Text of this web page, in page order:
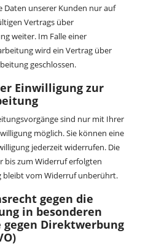
Daten unserer Kunden nur auf
Vertrags über
weiter. Im Falle einer
wird ein Vertrag über
geschlossen.
Einwilligung zur
sind nur mit Ihrer
möglich. Sie können eine
jederzeit widerrufen. Die
bis zum Widerruf erfolgten
bleibt vom Widerruf unberührt.
gegen die
in besonderen
gegen Direktwerbung